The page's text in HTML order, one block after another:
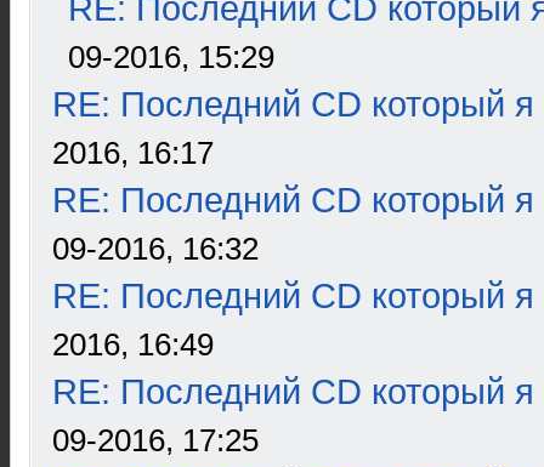
RE: Последний CD который
09-2016, 15:29
RE: Последний CD который я
2016, 16:17
RE: Последний CD который я
09-2016, 16:32
RE: Последний CD который я
2016, 16:49
RE: Последний CD который я
09-2016, 17:25